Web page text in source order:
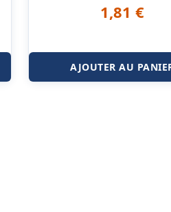
1,81 €
AJOUTER AU